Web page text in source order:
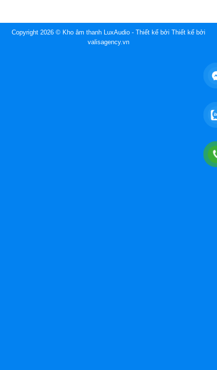
Copyright 2026 © Kho âm thanh LuxAudio - Thiết kế bởi Thiết kế bởi
valisagency.vn